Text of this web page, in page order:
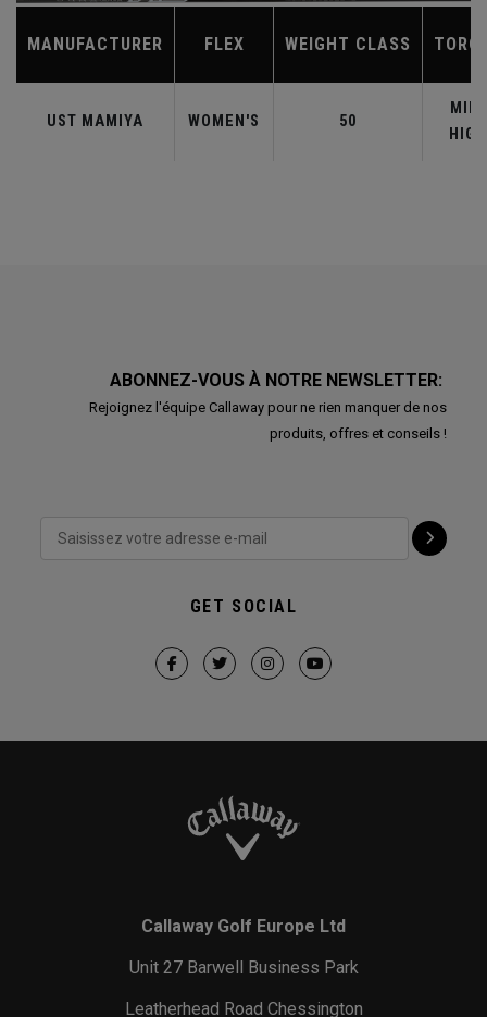
MANUFACTURER FLEX WEIGHT CLASS
UST MAMIYA WOMEN'S 50
MID-
HIGH
ABONNEZ-VOUS À NOTRE NEWSLETTER:
Rejoignez l'équipe Callaway pour ne rien manquer de nos
produits, offres et conseils !
GET SOCIAL
Callaway Golf Europe Ltd
Unit 27 Barwell Business Park
Leatherhead Road Chessington